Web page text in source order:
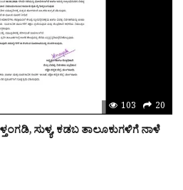
103 20
ಸುಳ್ಯ, ಕಡಬ ತಾಲೂಕುಗಳಿಗೆ ನಾಳೆ